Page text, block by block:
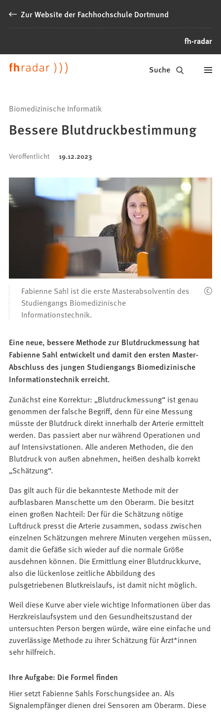
Inhalt anspringen
Zur Website der Fachhochschule Dortmund
fh-radar
News
FH
Dortmund
Suche
Biomedizinische Informatik
Bessere Blutdruckbestimmung
Veröffentlicht 19.12.2023
Fabienne Sahl ist die erste Masterabsolventin des
Studiengangs Biomedizinische
Informationstechnik.
Eine neue, bessere Methode zur Blutdruckmessung hat
Fabienne Sahl entwickelt und damit den ersten Master-
Abschluss des jungen Studiengangs Biomedizinische
Informationstechnik erreicht.
Zunächst eine Korrektur: „Blutdruckmessung“ ist genau
genommen der falsche Begriff, denn für eine Messung
müsste der Blutdruck direkt innerhalb der Arterie ermittelt
werden. Das passiert aber nur während Operationen und
auf Intensivstationen. Alle anderen Methoden, die den
Blutdruck von außen abnehmen, heißen deshalb korrekt
„Schätzung“.
Das gilt auch für die bekannteste Methode mit der
aufblasbaren Manschette um den Oberarm. Die besitzt
einen großen Nachteil: Der für die Schätzung nötige
Luftdruck presst die Arterie zusammen, sodass zwischen
einzelnen Schätzungen mehrere Minuten vergehen müssen,
damit die Gefäße sich wieder auf die normale Größe
ausdehnen können. Die Ermittlung einer Blutdruckkurve,
also die lückenlose zeitliche Abbildung des
pulsgetriebenen Blutkreislaufs, ist damit nicht möglich.
Weil diese Kurve aber viele wichtige Informationen über das
Herzkreislaufsystem und den Gesundheitszustand der
untersuchten Person bergen würde, wäre eine einfache und
zuverlässige Methode zu ihrer Schätzung für Ärzt*innen
sehr hilfreich.
Ihre Aufgabe: Die Formel finden
Hier setzt Fabienne Sahls Forschungsidee an. Als
Signalempfänger dienen drei Sensoren am Oberarm. Diese